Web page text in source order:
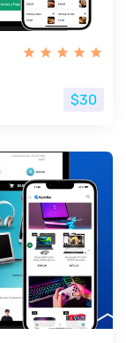
$30